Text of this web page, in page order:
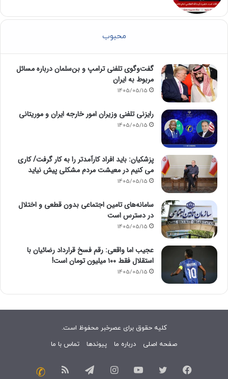
محبوب
گفت‌وگوی تلفنی ترامپ و بن‌سلمان درباره مسائل
مربوط به ایران
1405/05/15
رایزنی تلفنی وزیران امور خارجه ایران و موریتانی
1405/05/15
پزشکیان: باید افراد کارآمدتر را به کار گرفت/ کاری
می کنیم در معیشت مردم مشکلی پیش نیاید
1405/05/15
سامانه‌های تامین اجتماعی بدون قطعی و اختلال
در دسترس است
1405/05/15
عجیب اما واقعی: رقم فسخ قرارداد رضائیان با
استقلال فقط ۱۰۰ میلیون تومان است!
1405/05/15
کلیه حقوق برای عصرخبر محفوظ است.
صفحه اصلی
درباره ما پیوندها تماس با ما
فیسبوک توییتر یوتیوب اینستاگرامتلگرام خوراک